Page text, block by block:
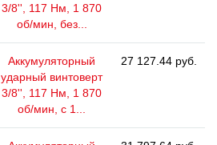
3/8'', 117 Нм, 1 870
об/мин, без...
Аккумуляторный
ударный винтоверт
3/8'', 117 Нм, 1 870
об/мин, с 1...
27 127.44 руб.